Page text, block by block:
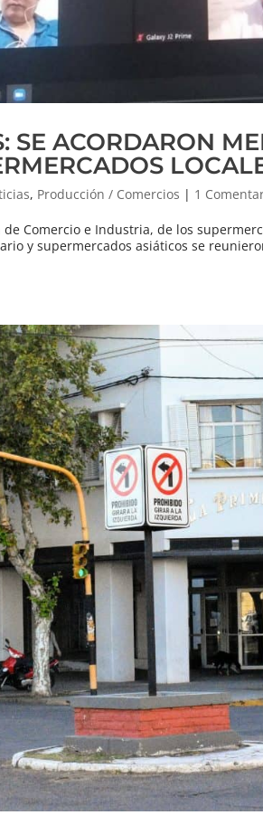
SE ACORDARON
, Producción / Comercios | 1
Comercio e Industria, de los
y supermercados asiáticos se